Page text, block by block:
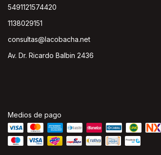
5491121574420
1138029151
consultas@lacobacha.net
Av. Dr. Ricardo Balbin 2436
Medios de pago